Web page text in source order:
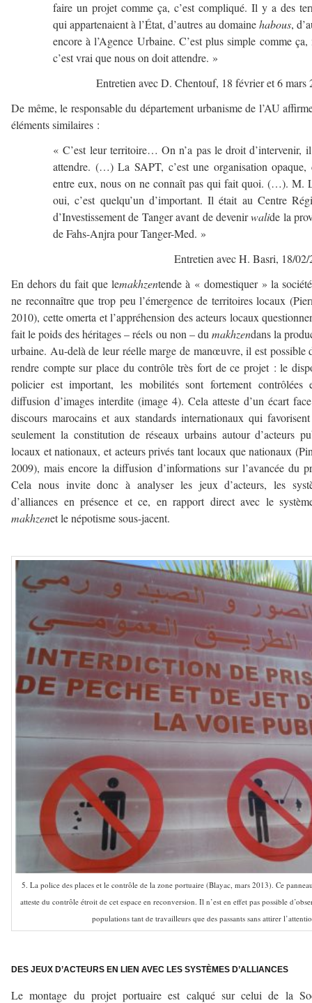
faire un projet comme ça, c’est compliqué. Il y a des
qui appartenaient à l’État, d’autres au domainehabous,
encore à l’Agence Urbaine. C’est plus simple comme ça,
c’est vrai que nous on doit attendre. »
Entretien avec D. Chentouf, 18 février et 6 mars
De même, le responsable du département urbanisme de l’AU
éléments similaires :
« C’est leur territoire… On n’a pas le droit d’intervenir,
attendre. (…) La SAPT, c’est une organisation opaque,
entre eux, nous on ne connaît pas qui fait quoi. (…). M.
oui, c’est quelqu’un d’important. Il était au Centre
d’Investissement de Tanger avant de devenirwalide la
de Fahs-Anjra pour Tanger-Med. »
Entretien avec H. Basri, 18/
En dehors du fait que lemakhzentende à « domestiquer » la
ne reconnaître que trop peu l’émergence de territoires locaux
2010), cette omerta et l’appréhension des acteurs locaux
fait le poids des héritages – réels ou non – du makhzendans la
urbaine. Au-delà de leur réelle marge de manœuvre, il est possible
rendre compte sur place du contrôle très fort de ce projet : le
policier est important, les mobilités sont fortement contrôlées
diffusion d’images interdite (image 4). Cela atteste d’un écart
discours marocains et aux standards internationaux qui
seulement la constitution de réseaux urbains autour d’acteurs
locaux et nationaux, et acteurs privés tant locaux que nationaux
2009), mais encore la diffusion d’informations sur l’avancée du
Cela nous invite donc à analyser les jeux d’acteurs, les
d’alliances en présence et ce, en rapport direct avec le
makhzenet le népotisme sous-jacent.
5. La police des places et le contrôle de la zone portuaire (Blayac, mars 2013). Ce
atteste du contrôle étroit de cet espace en reconversion. Il n’est en effet pas possible
populations tant de travailleurs que des passants sans attirer
DES JEUX D’ACTEURS EN LIEN AVEC LES SYSTÈMES D’ALLIANCES
Le montage du projet portuaire est calqué sur celui de la